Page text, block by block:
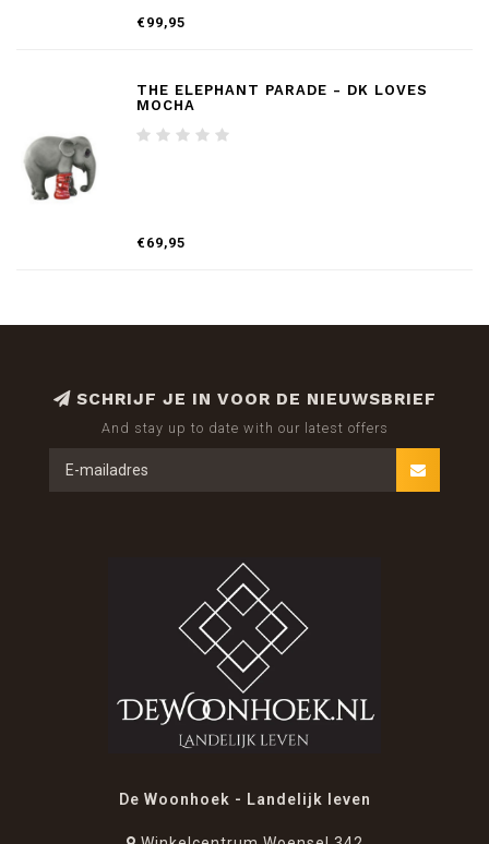
€99,95
THE ELEPHANT PARADE - DK LOVES
MOCHA
€69,95
SCHRIJF JE IN VOOR DE NIEUWSBRIEF
And stay up to date with our latest offers
De Woonhoek - Landelijk leven